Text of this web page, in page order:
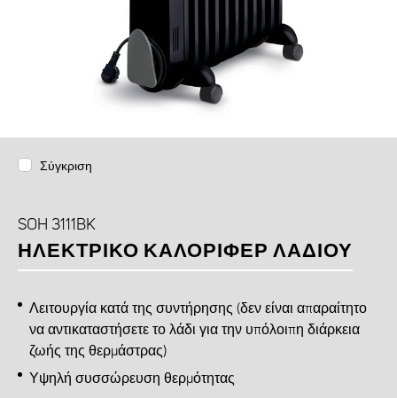
Σύγκριση
SOH 3111BK
ΗΛΕΚΤΡΙΚΌ ΚΑΛΟΡΙΦΈΡ ΛΑΔΙΟΎ
Λειτουργία κατά της συντήρησης (δεν είναι απαραίτητο
να αντικαταστήσετε το λάδι για την υπόλοιπη διάρκεια
ζωής της θερμάστρας)
Υψηλή συσσώρευση θερμότητας